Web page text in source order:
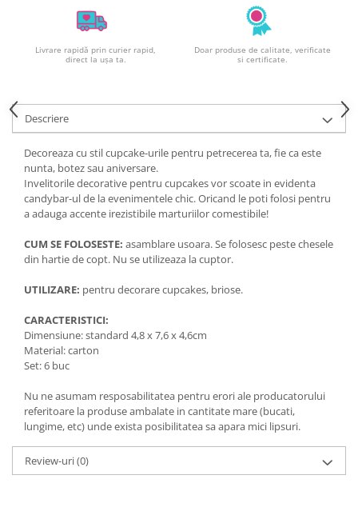
Toppere prajituri
DETERGENTI & CURATENIE
Livrare rapidă prin curier rapid,
direct la ușa ta.
Doar produse de calitate, verificate
si certificate.
Descriere
Decoreaza cu stil cupcake-urile pentru petrecerea ta, fie ca este
nunta, botez sau aniversare.
Invelitorile decorative pentru cupcakes vor scoate in evidenta
candybar-ul de la evenimentele chic. Oricand le poti folosi pentru
a adauga accente irezistibile marturiilor comestibile!
CUM SE FOLOSESTE: asamblare usoara. Se folosesc peste chesele
din hartie de copt. Nu se utilizeaza la cuptor.
UTILIZARE: pentru decorare cupcakes, briose.
CARACTERISTICI:
Dimensiune: standard 4,8 x 7,6 x 4,6cm
Material: carton
Set: 6 buc
Nu ne asumam resposabilitatea pentru erori ale producatorului
referitoare la produse ambalate in cantitate mare (bucati,
lungime, etc) unde exista posibilitatea sa apara mici lipsuri.
Review-uri(0)